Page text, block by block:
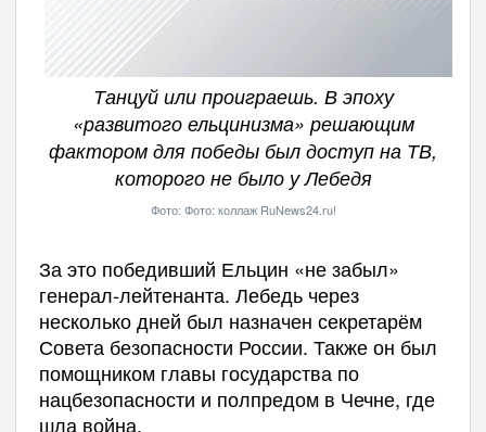
Танцуй или проиграешь. В эпоху
«развитого ельцинизма» решающим
фактором для победы был доступ на ТВ,
которого не было у Лебедя
Фото: Фото: коллаж RuNews24.ru!
За это победивший Ельцин «не забыл»
генерал-лейтенанта. Лебедь через
несколько дней был назначен секретарём
Совета безопасности России. Также он был
помощником главы государства по
нацбезопасности и полпредом в Чечне, где
шла война.